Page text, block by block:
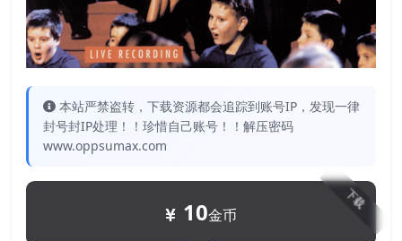
本站严禁盗转，下载资源都会追踪到账号IP，发现一律
封号封IP处理！！珍惜自己账号！！解压密码
www.oppsumax.com
下载
10金币